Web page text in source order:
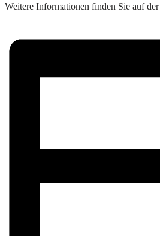
Weitere Informationen finden Sie auf der